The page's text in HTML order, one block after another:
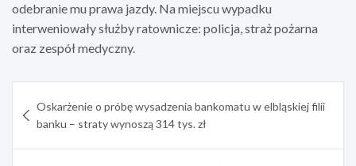
odebranie mu prawa jazdy. Na miejscu wypadku
interweniowały służby ratownicze: policja, straż pożarna
oraz zespół medyczny.
wpisu
Oskarżenie o próbę wysadzenia bankomatu w elbląskiej filii
banku – straty wynoszą 314 tys. zł